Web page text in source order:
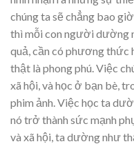
chúng ta sẽ chẳng bao
thì mỗi con người dường
quả, cần có phương thức
thật là phong phú. Việc
xã hội, và học ở bạn bè,
phim ảnh. Việc học ta
nó trở thành sức mạnh
và xã hội, ta dường như